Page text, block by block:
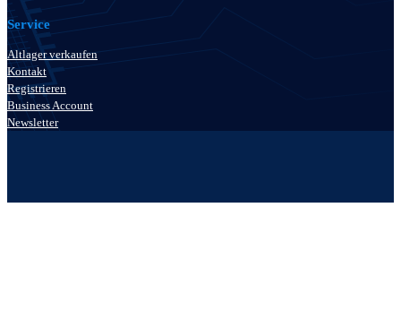
Service
Altlager verkaufen
Kontakt
Registrieren
Business Account
Newsletter